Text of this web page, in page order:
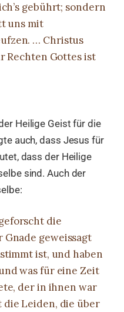
gebührt; sondern
uns mit
… Christus
Rechten Gottes ist
Heilige Geist für die
auch, dass Jesus für
dass der Heilige
sind. Auch der
die
geweissagt
ist, und haben
was für eine Zeit
der in ihnen war
die Leiden, die über